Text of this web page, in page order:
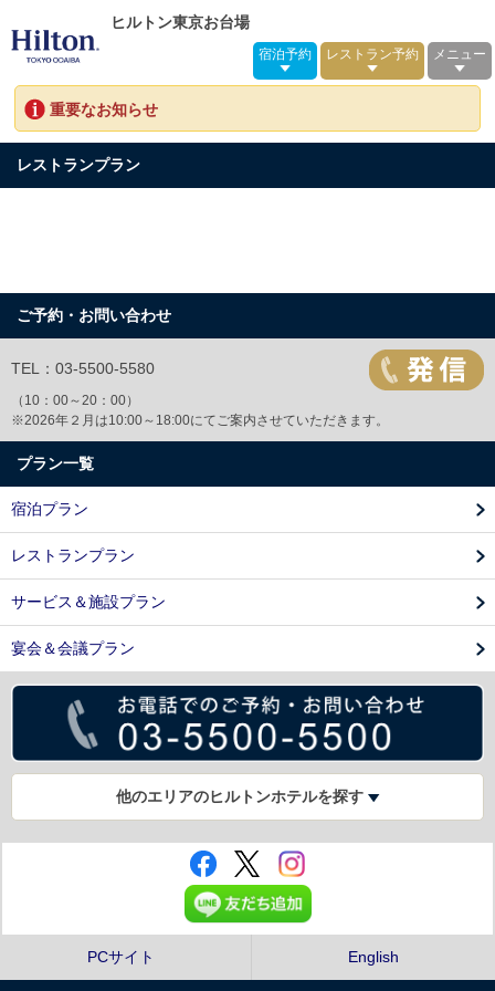
ヒルトン東京お台場
宿泊予約 レストラン予約 メニュー
重要なお知らせ
レストランプラン
ご予約・お問い合わせ
TEL：03-5500-5580
（10：00～20：00）
※2026年２月は10:00～18:00にてご案内させていただきます。
プラン一覧
宿泊プラン
レストランプラン
サービス＆施設プラン
宴会＆会議プラン
他のエリアのヒルトンホテルを探す
PCサイト English